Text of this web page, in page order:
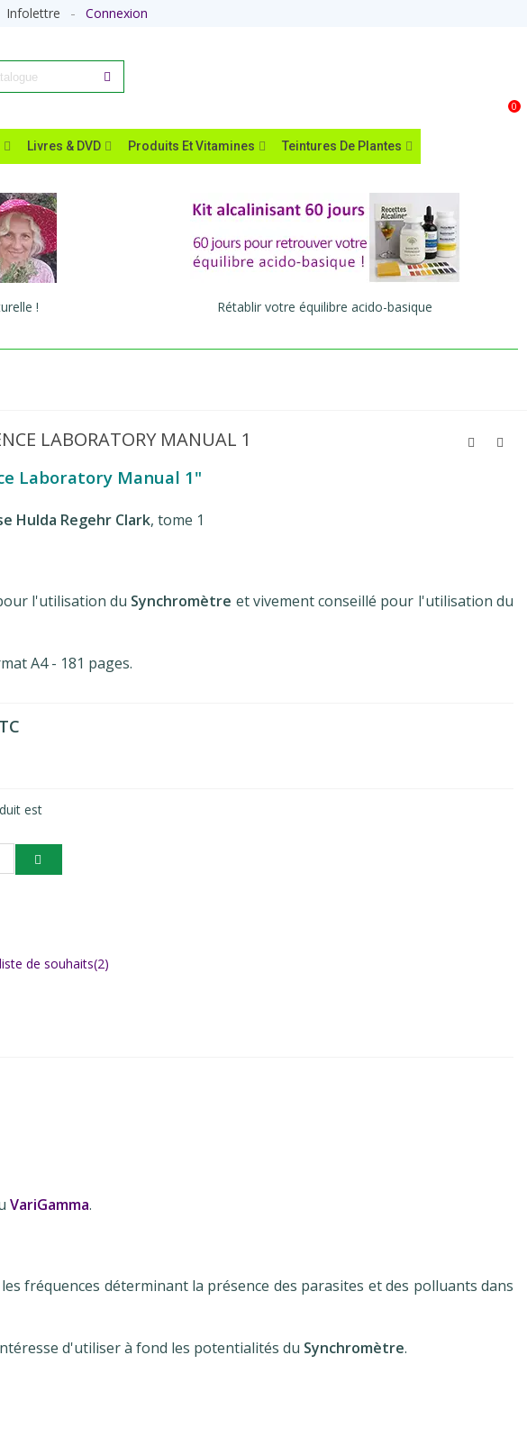
Infolettre Connexion
0
Livres & DVD Produits Et Vitamines Teintures De Plantes
! Rétablir votre équilibre acido-basique
LABORATORY MANUAL 1
Laboratory Manual 1"
Hulda Regehr Clark, tome 1
l'utilisation du Synchromètre et vivement conseillé pour l'utilisation du
A4 - 181 pages.
est
de souhaits(2)
VariGamma.
fréquences déterminant la présence des parasites et des polluants dans
d'utiliser à fond les potentialités du Synchromètre.